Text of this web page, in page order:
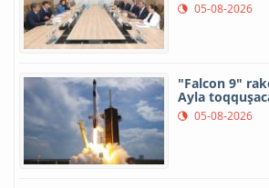
05-08-2026
"Falcon 9"
Ayla
05-08-2026